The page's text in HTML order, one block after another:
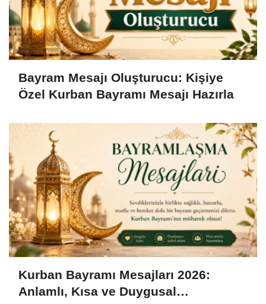
Bayram Mesajı Oluşturucu: Kişiye
Özel Kurban Bayramı Mesajı Hazırla
Kurban Bayramı Mesajları 2026:
Anlamlı, Kısa ve Duygusal